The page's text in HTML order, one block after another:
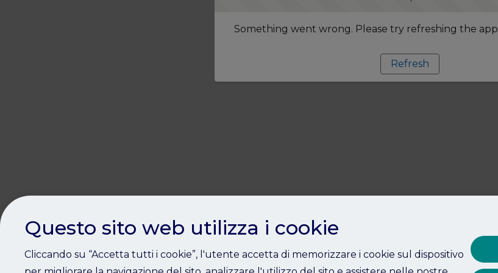
Something went wrong. Please try refreshing the app
Refresh
Questo sito web utilizza i cookie
Cliccando su “Accetta tutti i cookie”, l'utente accetta di memorizzare i cookie sul dispositivo